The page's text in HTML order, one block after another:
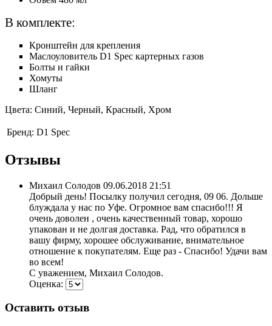
В комплекте:
Кронштейн для крепления
Маслоуловитель D1 Spec картерных газов
Болты и гайки
Хомуты
Шланг
Цвета: Синий, Черный, Красный, Хром
Бренд: D1 Spec
Отзывы
Михаил Солодов 09.06.2018 21:51
Добрый день! Посылку получил сегодня, 09 06. Дольше
блуждала у нас по Уфе. Огромное вам спасибо!!! Я
очень доволен , очень качественный товар, хорошо
упакован и не долгая доставка. Рад, что обратился в
вашу фирму, хорошее обслуживание, внимательное
отношение к покупателям. Еще раз - Спасибо! Удачи вам
во всем!
С уважением, Михаил Солодов.
Оценка:
Оставить отзыв